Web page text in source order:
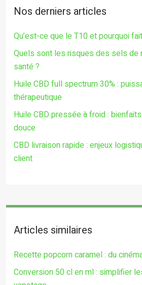
Nos derniers articles
Qu’est-ce que le T10 et pourquoi
Quels sont les risques des sels de
santé ?
Huile CBD full spectrum 30% :
thérapeutique
Huile CBD pressée à froid :
douce
CBD livraison rapide : enjeux
client
Articles similaires
Recette popcorn caramel : du
Conversion 50 cl en ml : simplifier